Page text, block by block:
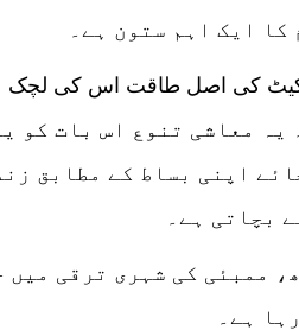
ایک اہم ستون ہے۔
یہ معاشی تنوع اس بات
اپنی بساط کے مطابق
بچاتی ہے۔
ممبئی کی شہری ترقی میں
ہے۔